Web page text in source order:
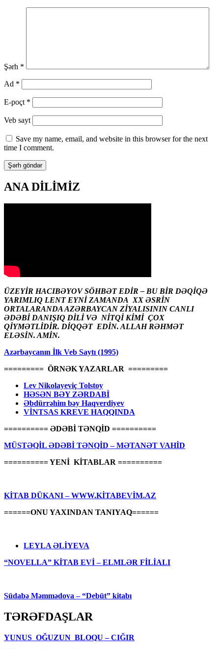
Şərh *
Ad *
E-poçt *
Veb sayt
Save my name, email, and website in this browser for the next
time I comment.
ANA DİLİMİZ
ÜZEYİR HACIBƏYOV SÖHBƏT EDİR – BU BİR DƏQİQƏ
YARIMLIQ LENT EYNİ ZAMANDA XX ƏSRİN
ORTALARANDA AZƏRBAYCAN ZİYALISININ CANLI
ƏDƏBİ DANIŞIQ DİLİ VƏ NİTQİ KİMİ ÇOX
QİYMƏTLİDİR. DİQQƏT EDİN. ALLAH RƏHMƏT
ELƏSİN. AMİN.
Azərbaycanın İlk Veb Saytı (1995)
========= ÖRNƏK YAZARLAR =========
Lev Nikolayeviç Tolstoy
HƏSƏN BƏY ZƏRDABİ
Əbdürrəhim bəy Haqverdiyev
VİNTSAS KREVE HAQQINDA
========== ƏDƏBİ TƏNQİD ==========
MÜSTƏQİL ƏDƏBİ TƏNQİD – MƏTANƏT VAHİD
========== YENİ KİTABLAR ==========
KİTAB DÜKANI – WWW.KİTABEVİM.AZ
======ONU YAXINDAN TANIYAQ======
LEYLA ƏLİYEVA
“NOVELLA” KİTAB EVİ – ELMLƏR FİLİALI
Südabə Məmmədova – “Debüt” kitabı
TƏRƏFDAŞLAR
YUNUS OĞUZUN BLOQU – CIĞIR